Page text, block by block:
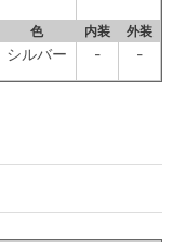
色 内装 外装
シルバー - -